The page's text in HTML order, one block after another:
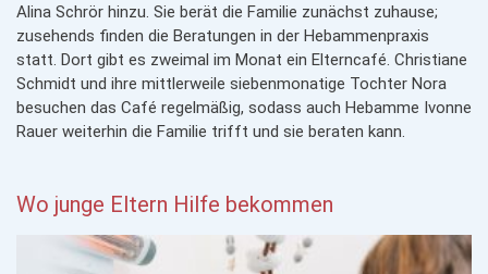
Alina Schrör hinzu. Sie berät die Familie zunächst zuhause;
zusehends finden die Beratungen in der Hebammenpraxis
statt. Dort gibt es zweimal im Monat ein Elterncafé. Christiane
Schmidt und ihre mittlerweile siebenmonatige Tochter Nora
besuchen das Café regelmäßig, sodass auch Hebamme Ivonne
Rauer weiterhin die Familie trifft und sie beraten kann.
Wo junge Eltern Hilfe bekommen